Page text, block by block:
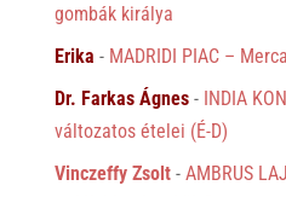
gombák királya
Erika - MADRIDI PIAC –
Dr. Farkas Ágnes- INDIA
változatos ételei (É-D)
Vinczeffy Zsolt- AMBRUS